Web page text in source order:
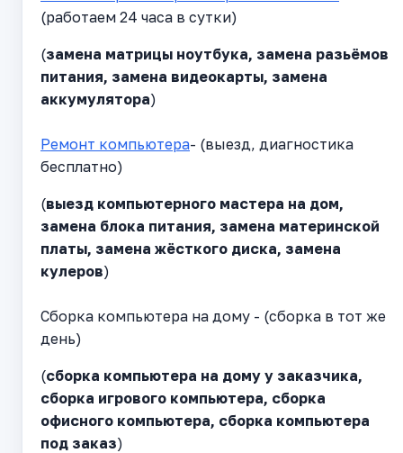
(работаем 24 часа в сутки)
(замена матрицы ноутбука, замена разьёмов
питания, замена видеокарты, замена
аккумулятора)
Ремонт компьютера- (выезд, диагностика
бесплатно)
(выезд компьютерного мастера на дом,
замена блока питания, замена материнской
платы, замена жёсткого диска, замена
кулеров)
Сборка компьютера на дому - (сборка в тот же
день)
(сборка компьютера на дому у заказчика,
сборка игрового компьютера, сборка
офисного компьютера, сборка компьютера
под заказ)